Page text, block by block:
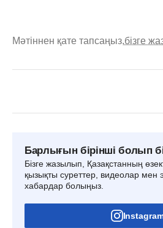
Мәтіннен қате тапсаңыз,бізге
Барлығын бірінші болып
Бізге жазылып, Қазақстанның
қызықты суреттер, видеолар мен
хабардар болыңыз.